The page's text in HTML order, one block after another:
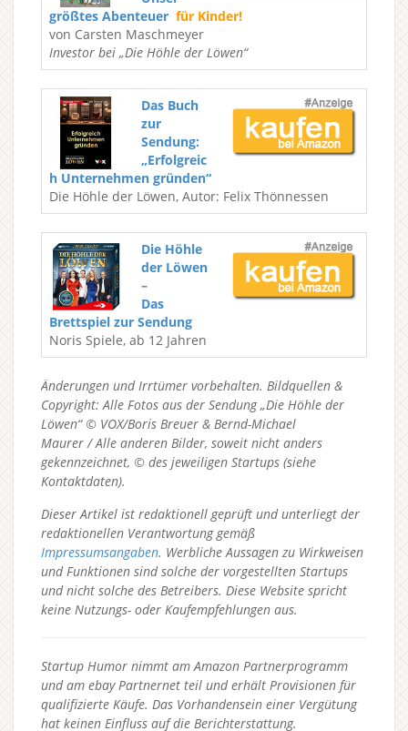
größtes Abenteuer für Kinder!
von Carsten Maschmeyer
Investor bei „Die Höhle der Löwen“
Das Buch
zur
Sendung:
„Erfolgreic
h Unternehmen gründen“
Die Höhle der Löwen, Autor: Felix Thönnessen
Die Höhle
der Löwen
–
Das
Brettspiel zur Sendung
Noris Spiele, ab 12 Jahren
Änderungen und Irrtümer vorbehalten. Bildquellen &
Copyright: Alle Fotos aus der Sendung „Die Höhle der
Löwen“ © VOX/Boris Breuer & Bernd-Michael
Maurer / Alle anderen Bilder, soweit nicht anders
gekennzeichnet, © des jeweiligen Startups (siehe
Kontaktdaten).
Dieser Artikel ist redaktionell geprüft und unterliegt der
redaktionellen Verantwortung gemäß
Impressumsangaben. Werbliche Aussagen zu Wirkweisen
und Funktionen sind solche der vorgestellten Startups
und nicht solche des Betreibers. Diese Website spricht
keine Nutzungs- oder Kaufempfehlungen aus.
Startup Humor nimmt am Amazon Partnerprogramm
und am ebay Partnernet teil und erhält Provisionen für
qualifizierte Käufe. Das Vorhandensein einer Vergütung
hat keinen Einfluss auf die Berichterstattung.